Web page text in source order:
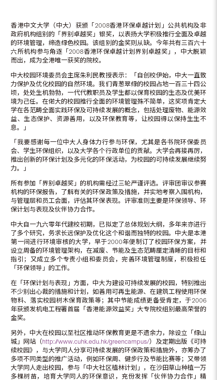
香港中文大学（中大）获颁「2008香港环保卓越计划」公共机构及非
政府机构组别的「界别卓越奖」银奖，以表扬大学积极推行全面及卓越
的环境管理，缔造绿色校园。该组别的金奖则从缺。今年共有三百六十
六所机构参与角逐「2008香港环保卓越计划界别卓越奖」，中大脱颖
而出，成为全港唯一获奖的院校。
中大校园环境委员会主席朱利民教授表示：「自创校伊始，中大一直致
力保护及优化校园的自然环境。我们青葱翠绿的校园占地一百三十四公
顷，处处生机勃勃，一代代教职员及学生都以保育校园的生态及优美环
境为己任。在偌大的校园推行全面的环境管理殊不简单，这奖项肯定大
学在各范畴全面实践环保及可持续发展的概念，包括处理废物、能源效
益、生态保护、资源善用，以及环保教育等，让校园得以保持生生不
息。」
「我要感谢每一位中大人身体力行参与环保，尤其是各书院环保委员
会、学生环保组织，以及大学各个行政单位的贡献。大学会再接再厉，
推出创新的环保计划及多元化的环保活动，为校园的可持续发展继续努
力。」
所有参加「界别卓越奖」的机构需经过三轮严谨评选。评审团审议参赛
机构的环保报告，了解有关的环保政策及措施，并实地考察入围机构，
与管理层和员工会面，评估其环保表现。评审准则主要是环保领导、环
保计划与表现及伙伴协力合作。
中大自一九六零年代建校初期，已拟定了总体规划大纲，多年来亦进行
了多个研究，务求长远保护及优化这个和谐而独特的校园。中大是本港
第一间进行环境审核的大学，早于2000年便制订了校园环保方案，并
设立周备的环境管理架构，在减废、节能及生态范畴厘定清晰的目标和
指引；又成立多个专责小组和委员会，完善环境管理制度，积极担任
「环保领导」的工作。
在「环保计划与表现」方面，中大为建设可持续发展的校园，特别推出
不少别出心裁的措施和计划，如善用可再生能源、在建筑工程使用环保
物料、落实校园树木保育政策等；其中节能成绩更备受肯定，于2006
年获颁发机电工程署首届「香港能源效益奖」大专院校组别最高荣誉的
金奖。
另外，中大在校园以至社区推动环保教育更是不遗余力，除设立「绿山
城」网站（http://www.cuhk.edu.hk/greencampus/）及定期出版《可持
续校园》，与大学同人分享可持续发展的环保政策和措施外，亦筹办了
多项不同类型的推广活动，例如环保周、健步行及节能比赛等；又带领
大学同人走出校园，参与「中大社区植林计划」，在沙田草山种植一万
多棵树苗，培育大学同人的环保意识，充份发挥「伙伴协力合作」精